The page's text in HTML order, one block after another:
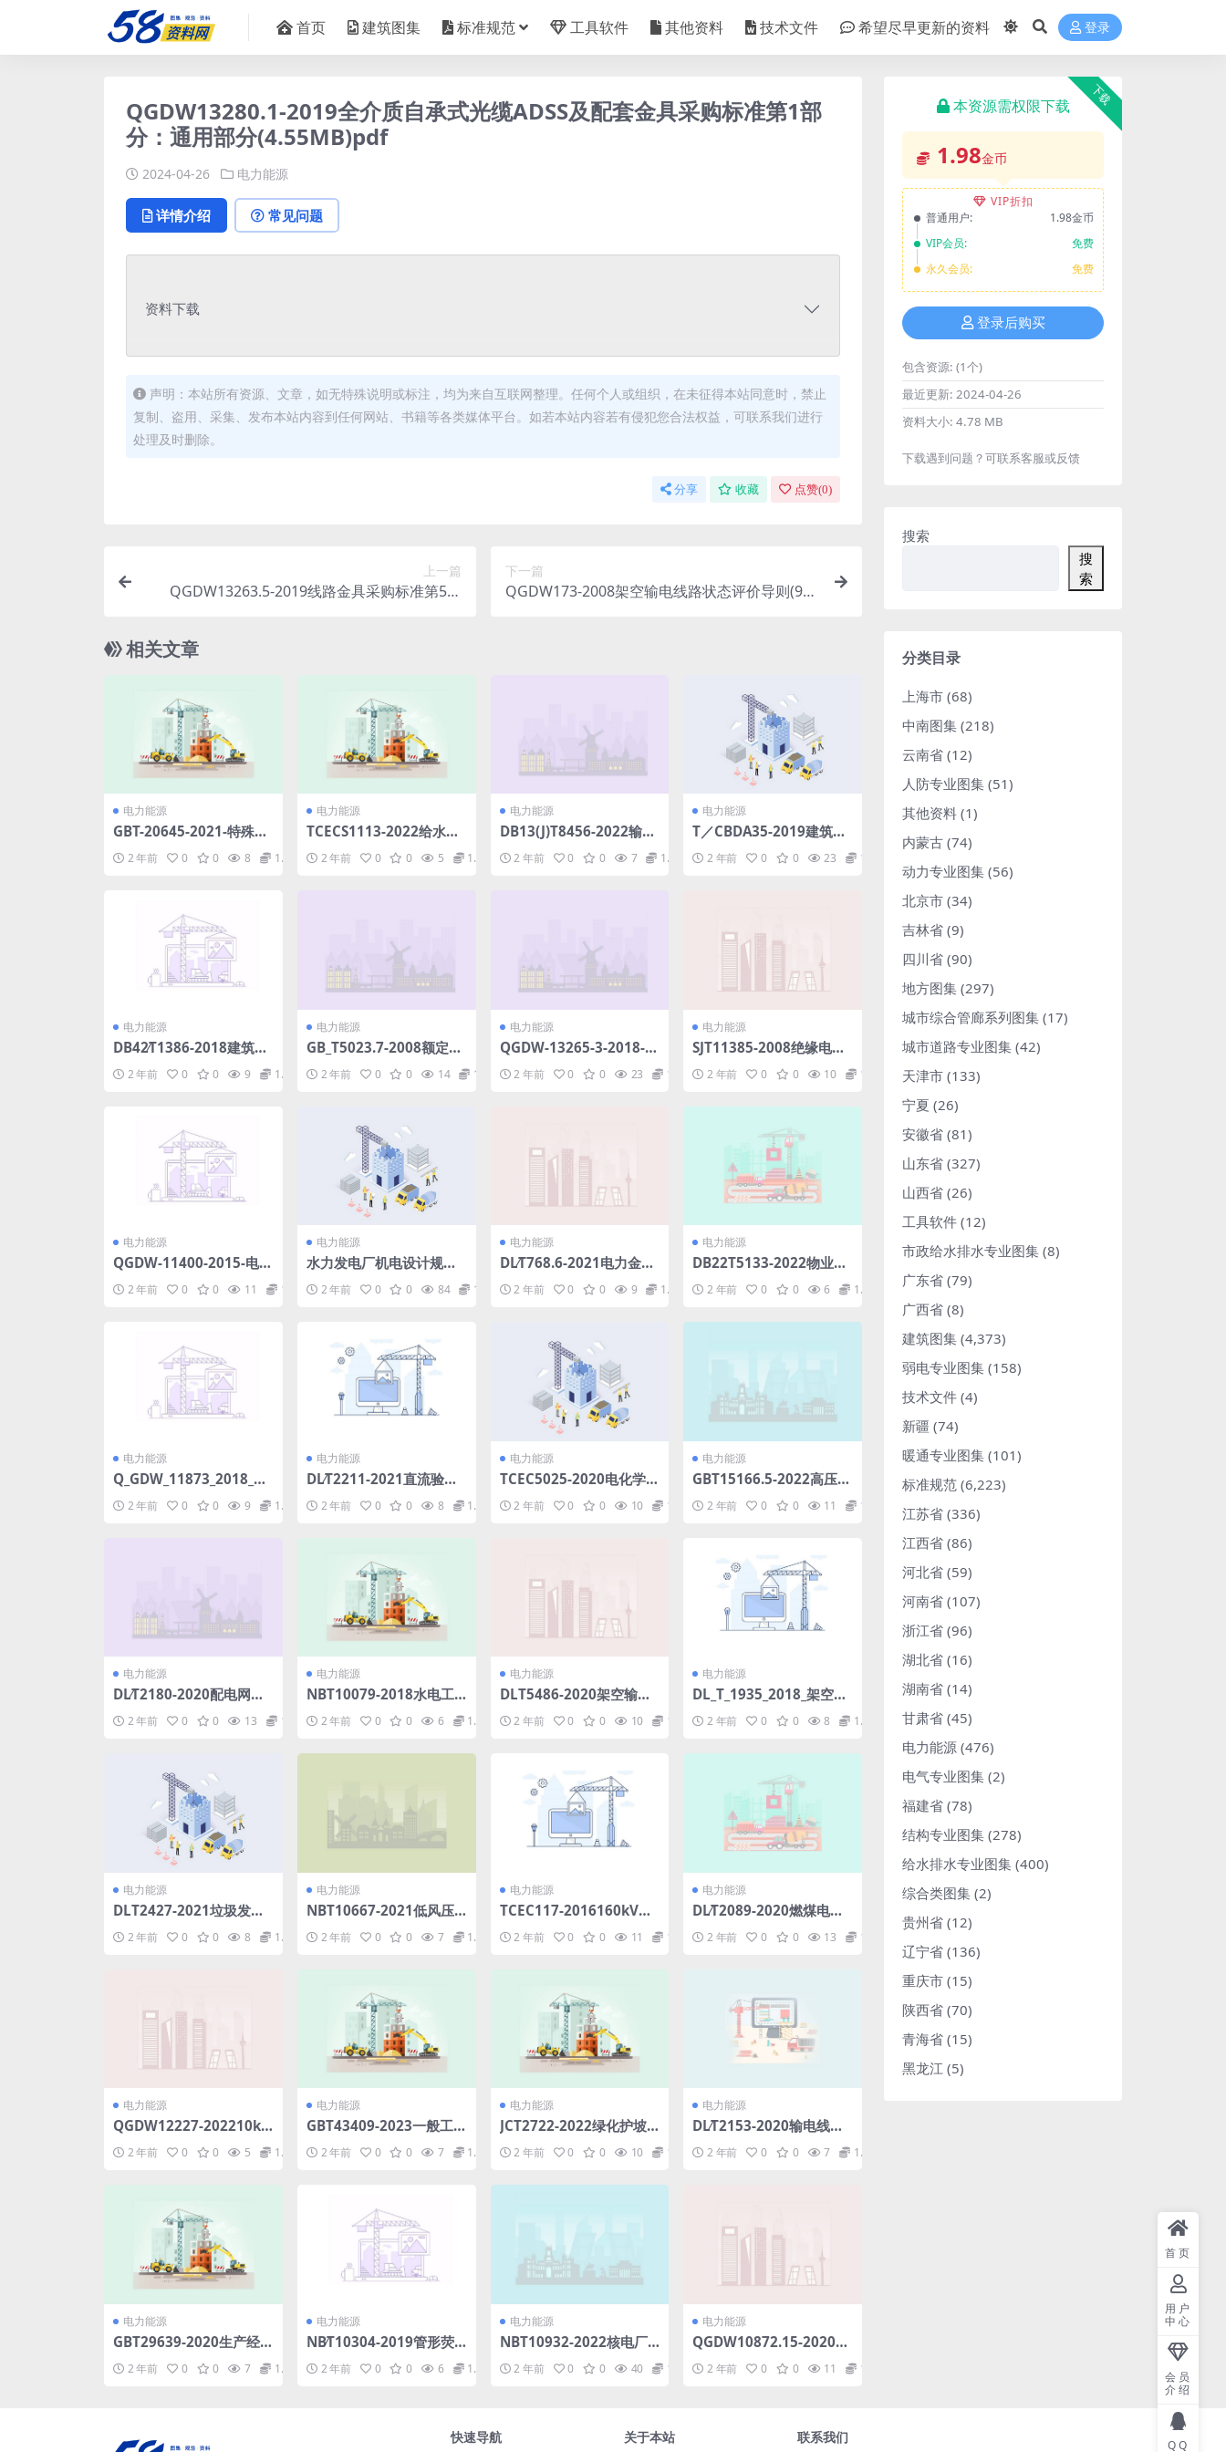
首页 建筑图集 标准规范 工具软件 其他资料 技术文件 希望尽早更新的资料 登录
QGDW13280.1-2019全介质自承式光缆ADSS及配套金具采购标准第1部
分：通用部分(4.55MB)pdf
2024-04-26 电力能源
详情介绍 常见问题
资料下载
声明：本站所有资源、文章，如无特殊说明或标注，均为来自互联网整理。任何个人或组织，在未征得本站同意时，禁止
复制、盗用、采集、发布本站内容到任何网站、书籍等各类媒体平台。如若本站内容若有侵犯您合法权益，可联系我们进行
处理及时删除。
分享 收藏 点赞(0)
上一篇
QGDW13263.5-2019线路金具采购标准第5部
铁路供电工程导线金具串专用技术规范(1.48MB)
下一篇
QGDW173-2008架空输电线路状态评价导则(99
相关文章
电力能源
GBT-20645-2021-特殊环
境条件-高原用低压电器技
术要求.pdf
2 年前 0 0 8 1.98
电力能源
TCECS1113-2022给水排
水工程微型顶管技术规程.
pdf2 年前 0 0 5 1.98
电力能源
DB13(J)T8456-2022输变
电工程消防验收标准(2.95
MB)pdf
2 年前 0 0 7 1.98
电力能源
T／CBDA35-2019建筑装
饰装修工程施工组织设计
标准.pdf
2 年前 0 0 23 1.98
电力能源
DB42∕T1386-2018建筑防
2 年前 0 0 9 1.98
电力能源
GB_T5023.7-2008额定电
绝缘电缆二芯或多芯屏蔽
2 年前 0 0 14 1.98
电力能源
QGDW-13265-3-2018-1
用带外串联间隙金属氧化
化物避.pdf
2 年前 0 0 23 1.98
电力能源
SJT11385-2008绝缘电阻
2 年前 0 0 10 1.98
电力能源
QGDW-11400-2015-电力
设备高频局部放电带电检
测技术现场应用导则.pdf
2 年前 0 0 11 1.98
电力能源
水力发电厂机电设计规范
DLT5186-2004(4.87MB)
pdf2 年前 0 0 84 1.98
电力能源
DL∕T768.6-2021电力金具
制造质量第6部分：焊接件
和热切割件.pdf
2 年前 0 0 9 1.98
电力能源
DB22T5133-2022物业服
务标准(7.48MB).pdf
2 年前 0 0 6 1.98
电力能源
Q_GDW_11873_2018_输
单价法_编制规定.pdf
2 年前 0 0 9 1.98
电力能源
DL∕T2211-2021直流验电
2 年前 0 0 8 1.98
电力能源
TCEC5025-2020电化学储
容深度规定(7.26MB)pdf
2 年前 0 0 10 1.98
电力能源
GBT15166.5-2022高压交
动机回路的高压熔断器的
2 年前 0 0 11 1.98
电力能源
DL∕T2180-2020配电网同
期线损测量装置通用技术
条件(10.73MB)pdf
2 年前 0 0 13 1.98
电力能源
NBT10079-2018水电工
程水生生态调查与评价技
术规范含2021年第1号修
2 年前 0 0 6 1.98
电力能源
DLT5486-2020架空输电
线路杆塔结构设计技术规
程.pdf
2 年前 0 0 10 1.98
电力能源
DL_T_1935_2018_架空导
线载流量试验方法.pdf
2 年前 0 0 8 1.98
电力能源
DLT2427-2021垃圾发电
B)pdf
2 年前 0 0 8 1.98
电力能源
NBT10667-2021低风压
2 年前 0 0 7 1.98
电力能源
TCEC117-2016160kV～
系统运行维护与试验导则.
2 年前 0 0 11 1.98
电力能源
DL∕T2089-2020燃煤电厂
(2.23MB)pdf
2 年前 0 0 13 1.98
电力能源
QGDW12227-202210kV
中强度铝合金导体架空绝
缘导线技术规范(2.55MB)
2 年前 0 0 5 1.98
电力能源
GBT43409-2023一般工
程与结构用碳钢及低合金
钢铸件金相检验.pdf.pdf
2 年前 0 0 7 1.98
电力能源
JCT2722-2022绿化护坡
及生态修复用植被水泥土.
pdf2 年前 0 0 10 1.98
电力能源
DL∕T2153-2020输电线路
用带电作业机器人(4.97M
B)pdf
2 年前 0 0 7 1.98
电力能源
GBT29639-2020生产经
预案编制导则.pdf
2 年前 0 0 7 1.98
电力能源
NB∕T10304-2019管形荧
热保护器(568.27KB)pdf
2 年前 0 0 6 1.98
电力能源
NBT10932-2022核电厂
验导则(6.5MB)pdf
2 年前 0 0 40 1.98
电力能源
QGDW10872.15-2020国
设计第15部分：设备网管
2 年前 0 0 11 1.98
下载
本资源需权限下载
1.98金币
VIP折扣
普通用户:
1.98金币
VIP会员:
免费
永久会员:
免费
登录后购买
包含资源: (1个)
最近更新: 2024-04-26
资料大小: 4.78 MB
下载遇到问题？可联系客服或反馈
搜索
搜
索
分类目录
上海市 (68)
中南图集 (218)
云南省 (12)
人防专业图集 (51)
其他资料 (1)
内蒙古 (74)
动力专业图集 (56)
北京市 (34)
吉林省 (9)
四川省 (90)
地方图集 (297)
城市综合管廊系列图集 (17)
城市道路专业图集 (42)
天津市 (133)
宁夏 (26)
安徽省 (81)
山东省 (327)
山西省 (26)
工具软件 (12)
市政给水排水专业图集 (8)
广东省 (79)
广西省 (8)
建筑图集 (4,373)
弱电专业图集 (158)
技术文件 (4)
新疆 (74)
暖通专业图集 (101)
标准规范 (6,223)
江苏省 (336)
江西省 (86)
河北省 (59)
河南省 (107)
浙江省 (96)
湖北省 (16)
湖南省 (14)
甘肃省 (45)
电力能源 (476)
电气专业图集 (2)
福建省 (78)
结构专业图集 (278)
给水排水专业图集 (400)
综合类图集 (2)
贵州省 (12)
辽宁省 (136)
重庆市 (15)
陕西省 (70)
青海省 (15)
黑龙江 (5)
快速导航 关于本站 联系我们
首页
用户
中心
会员
介绍
QQ